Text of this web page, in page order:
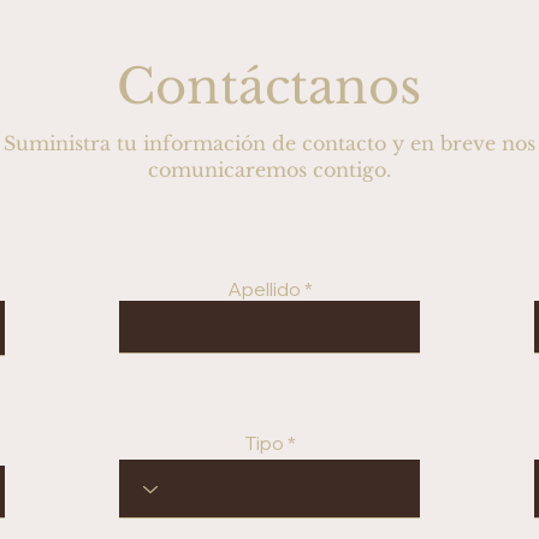
Contáctanos
Suministra tu información de contacto y en breve nos
comunicaremos contigo.
Apellido
Tipo